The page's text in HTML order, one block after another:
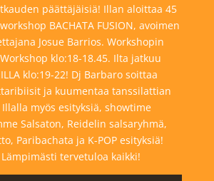
päättäjäisiä! Illan aloittaa 45
BACHATA FUSION, avoimen
Josue Barrios. Workshopin
klo:18-18.45. Ilta jatkuu
klo:19-22! Dj Barbaro soittaa
ja kuumentaa tanssilattian
myös esityksiä, showtime
Salsaton, Reidelin salsaryhmä,
Paribachata ja K-POP esityksiä!
Lämpimästi tervetuloa kaikki!